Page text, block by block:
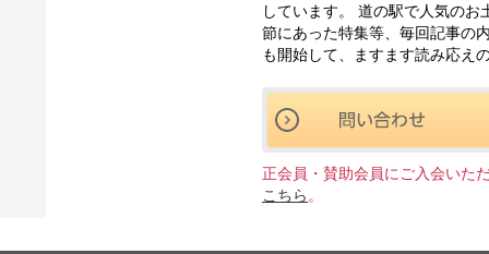
しています。 道の駅で人気の
節にあった特集等、毎回記事の
も開始して、ますます読み応え
正会員・賛助会員にご入会いた
こちら 。